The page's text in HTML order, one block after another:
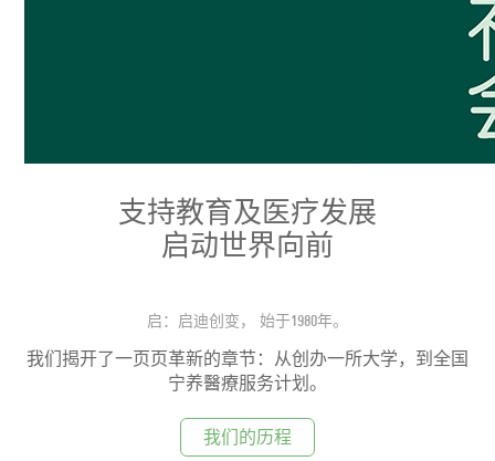
支持教育及医疗发展
启动世界向前
启：启迪创变， 始于1980年。
我们揭开了一页页革新的章节：从创办一所大学，到全国
宁养醫療服务计划。
我们的历程